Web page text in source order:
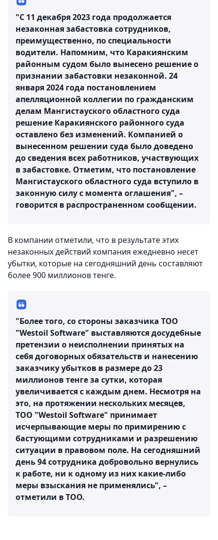
"С 11 декабря 2023 года продолжается
незаконная забастовка сотрудников,
преимущественно, по специальности
водители. Напомним, что Каракиянским
районным судом было вынесено решение о
признании забастовки незаконной. 24
января 2024 года постановлением
апелляционной коллегии по гражданским
делам Мангистауского областного суда
решение Каракиянского районного суда
оставлено без изменений. Компанией о
вынесенном решении суда было доведено
до сведения всех работников, участвующих
в забастовке. Отметим, что постановление
Мангистауского областного суда вступило в
законную силу с момента оглашения", –
говорится в распространенном сообщении.
В компании отметили, что в результате этих
незаконных действий компания ежедневно несет
убытки, которые на сегодняшний день составляют
более 900 миллионов тенге.
"Более того, со стороны заказчика ТОО
"Westoil Software" выставляются досудебные
претензии о неисполнении принятых на
себя договорных обязательств и нанесению
заказчику убытков в размере до 23
миллионов тенге за сутки, которая
увеличивается с каждым днем. Несмотря на
это, на протяжении нескольких месяцев,
ТОО "Westoil Software" принимает
исчерпывающие меры по примирению с
бастующими сотрудниками и разрешению
ситуации в правовом поле. На сегодняшний
день 94 сотрудника добровольно вернулись
к работе, ни к одному из них какие-либо
меры взыскания не применялись", –
отметили в ТОО.